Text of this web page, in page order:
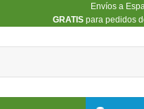
Envíos a
​GRATISpara pedidos